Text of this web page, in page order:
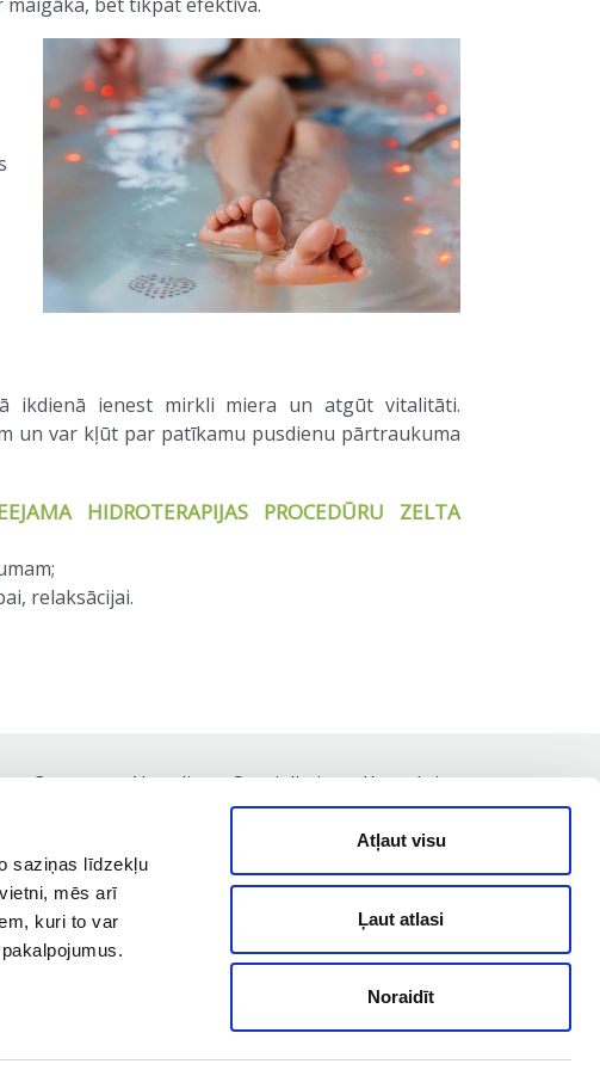
saziņas līdzekļu
mēs arī
kuri to var
Atļaut visu
Ļaut atlasi
Noraidīt
ikdienā ienest mirkli miera un atgūt vitalitāti.
un var kļūt par patīkamu pusdienu pārtraukuma
HIDROTERAPIJAS PROCEDŪRU ZELTA
relaksācijai.
Cenas Aktuāli Speciālisti Kontakti